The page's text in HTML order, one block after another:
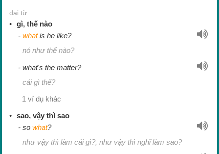
đại từ
gì, thế nào
whatis he like?
nó như thế nào?
what's the matter?
cái gì thế?
1 ví dụ khác
sao, vậy thì sao
sowhat?
như vậy thì làm cái gì?, như vậy thì nghĩ làm sao?